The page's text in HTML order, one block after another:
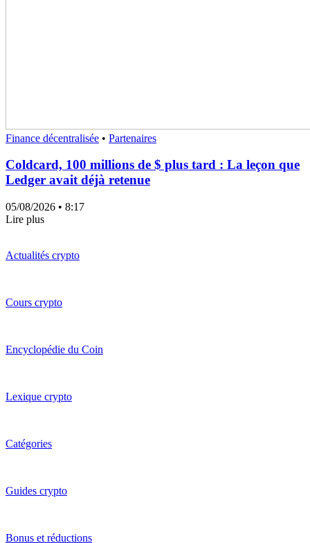
Finance décentralisée • Partenaires
Coldcard, 100 millions de $ plus tard : La leçon que
Ledger avait déjà retenue
05/08/2026 • 8:17
Lire plus
Actualités crypto
Cours crypto
Encyclopédie du Coin
Lexique crypto
Catégories
Guides crypto
Bonus et réductions